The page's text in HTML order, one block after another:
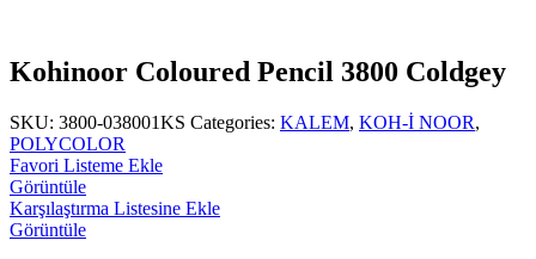
Kohinoor Coloured Pencil 3800 Coldgey
SKU: 3800-038001KS Categories: KALEM, KOH-İ NOOR,
POLYCOLOR
Favori Listeme Ekle
Görüntüle
Karşılaştırma Listesine Ekle
Görüntüle